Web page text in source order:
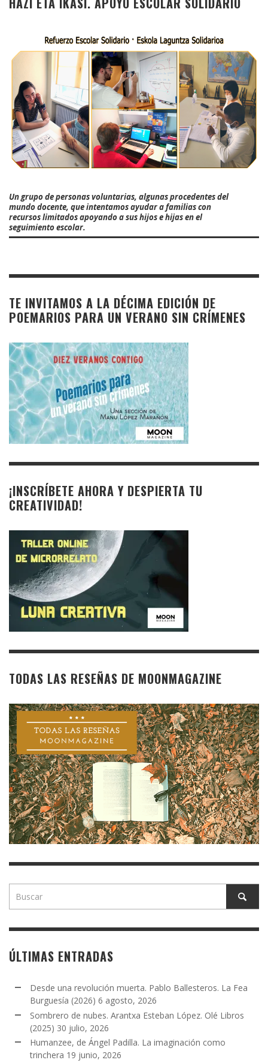
Un grupo de personas voluntarias, algunas procedentes del
mundo docente, que intentamos ayudar a familias con
recursos limitados apoyando a sus hijos e hijas en el
seguimiento escolar.
TE INVITAMOS A LA DÉCIMA EDICIÓN DE
POEMARIOS PARA UN VERANO SIN CRÍMENES
¡INSCRÍBETE AHORA Y DESPIERTA TU
CREATIVIDAD!
TODAS LAS RESEÑAS DE MOONMAGAZINE
ÚLTIMAS ENTRADAS
Desde una revolución muerta. Pablo Ballesteros. La Fea
Burguesía (2026) 6 agosto, 2026
Sombrero de nubes. Arantxa Esteban López. Olé Libros
(2025) 30 julio, 2026
Humanzee, de Ángel Padilla. La imaginación como
trinchera 19 junio, 2026